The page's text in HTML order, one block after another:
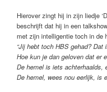
Hierover zingt hij in zijn liedje
beschrijft dat hij in een
met zijn intelligentie toch in de
“Jij hebt toch HBS gehad? Dat
Hoe kun je dan geloven dat er
De hemel is iets achterhaalds,
De hemel, wees nou eerlijk, is